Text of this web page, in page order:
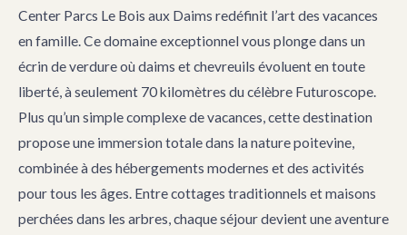
Center Parcs Le Bois aux Daims redéfinit l’art des vacances
en famille. Ce domaine exceptionnel vous plonge dans un
écrin de verdure où daims et chevreuils évoluent en toute
liberté, à seulement 70 kilomètres du célèbre Futuroscope.
Plus qu’un simple complexe de vacances, cette destination
propose une immersion totale dans la nature poitevine,
combinée à des hébergements modernes et des activités
pour tous les âges. Entre cottages traditionnels et maisons
perchées dans les arbres, chaque séjour devient une aventure